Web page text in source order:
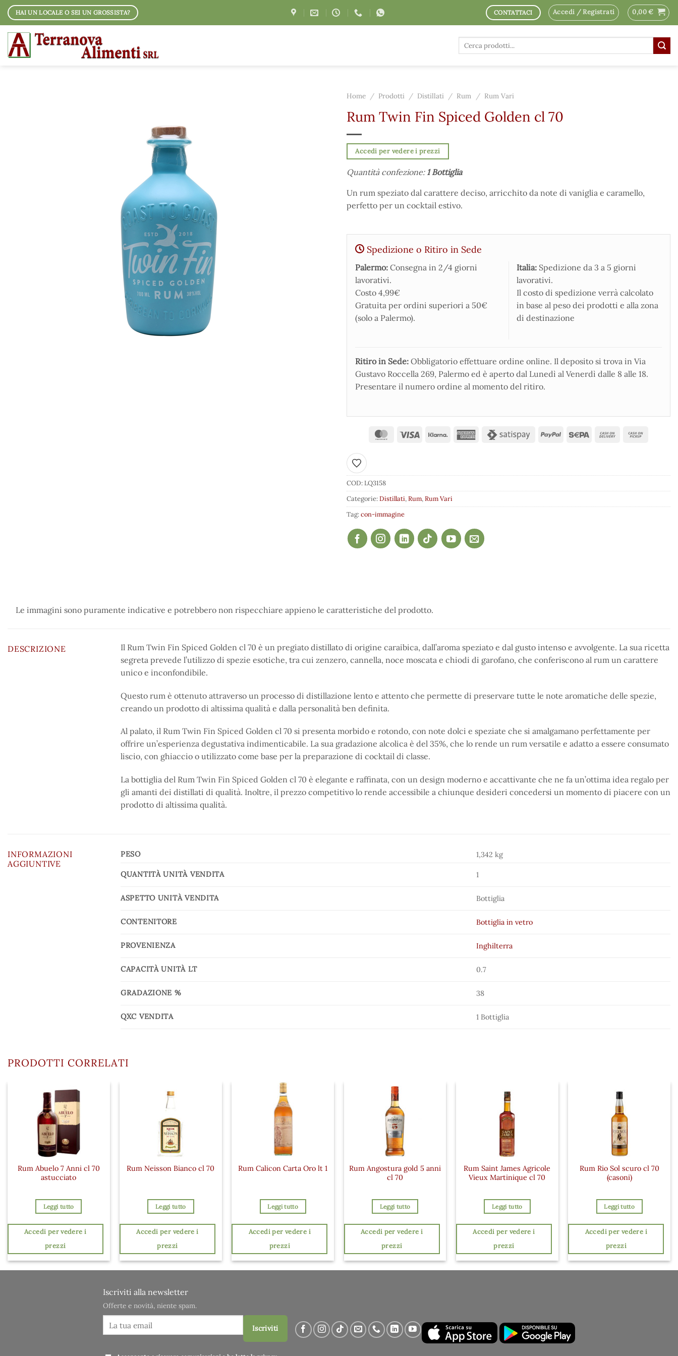
Salta
contenuti
HAI UN LOCALE O SEI UN GROSSISTA? CONTATTACI Accedi / Registrati 0,00€
Cerca:
Home / Prodotti / Distillati / Rum / Rum Vari
Rum Twin Fin Spiced Golden cl 70
Accedi per vedere i prezzi
Quantità confezione: 1 Bottiglia
Un rum speziato dal carattere deciso, arricchito da note di vaniglia e caramello,
perfetto per un cocktail estivo.
Spedizione o Ritiro in Sede
Palermo: Consegna in 2/4 giorni
lavorativi.
Costo 4,99€
Gratuita per ordini superiori a 50€
(solo a Palermo).
Italia: Spedizione da 3 a 5 giorni
lavorativi.
Il costo di spedizione verrà calcolato
in base al peso dei prodotti e alla zona
di destinazione
Ritiro in Sede: Obbligatorio effettuare ordine online. Il deposito si trova in Via
Gustavo Roccella 269, Palermo ed è aperto dal Lunedì al Venerdì dalle 8 alle 18.
Presentare il numero ordine al momento del ritiro.
Aggiungi ai preferiti
COD:LQ3158
Categorie:Distillati,Rum,Rum Vari
Tag:con-immagine
Le immagini sono puramente indicative e potrebbero non rispecchiare appieno le caratteristiche del prodotto.
DESCRIZIONE
Il Rum Twin Fin Spiced Golden cl 70 è un pregiato distillato di origine caraibica, dall’aroma speziato e dal gusto intenso e avvolgente. La sua ricetta
segreta prevede l’utilizzo di spezie esotiche, tra cui zenzero, cannella, noce moscata e chiodi di garofano, che conferiscono al rum un carattere
unico e inconfondibile.
Questo rum è ottenuto attraverso un processo di distillazione lento e attento che permette di preservare tutte le note aromatiche delle spezie,
creando un prodotto di altissima qualità e dalla personalità ben definita.
Al palato, il Rum Twin Fin Spiced Golden cl 70 si presenta morbido e rotondo, con note dolci e speziate che si amalgamano perfettamente per
offrire un’esperienza degustativa indimenticabile. La sua gradazione alcolica è del 35%, che lo rende un rum versatile e adatto a essere consumato
liscio, con ghiaccio o utilizzato come base per la preparazione di cocktail di classe.
La bottiglia del Rum Twin Fin Spiced Golden cl 70 è elegante e raffinata, con un design moderno e accattivante che ne fa un’ottima idea regalo per
gli amanti dei distillati di qualità. Inoltre, il prezzo competitivo lo rende accessibile a chiunque desideri concedersi un momento di piacere con un
prodotto di altissima qualità.
INFORMAZIONI
AGGIUNTIVE
PESO 1,342 kg
QUANTITÀ UNITÀ VENDITA 1
ASPETTO UNITÀ VENDITA Bottiglia
CONTENITORE Bottiglia in vetro
PROVENIENZA Inghilterra
CAPACITÀ UNITÀ LT 0.7
GRADAZIONE % 38
QXC VENDITA 1 Bottiglia
PRODOTTI CORRELATI
Rum Abuelo 7 Anni cl 70
astucciato
Leggi tutto
Accedi per vedere i
prezzi
Rum Neisson Bianco cl 70
Leggi tutto
Accedi per vedere i
prezzi
Rum Calicon Carta Oro lt 1
Leggi tutto
Accedi per vedere i
prezzi
Rum Angostura gold 5 anni
cl 70
Leggi tutto
Accedi per vedere i
prezzi
Rum Saint James Agricole
Vieux Martinique cl 70
Leggi tutto
Accedi per vedere i
prezzi
Rum Rio Sol scuro cl 70
(casoni)
Leggi tutto
Accedi per vedere i
prezzi
Iscriviti alla newsletter
Offerte e novità, niente spam.
Iscriviti